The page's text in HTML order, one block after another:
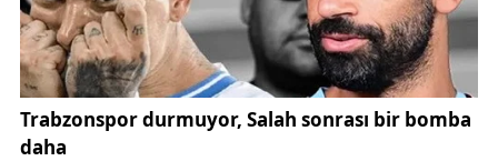
Gedelme yaylasından Ocacık yaylasına
Bisikletçiler üçüncü gün Gedelme Yaylasından yarışa
başlayıp, Ovacık, Örencik, Yarbaşçandır, Kökez,
Katranbaşı ve Söğütcuması Yaylalarından geçilecek.